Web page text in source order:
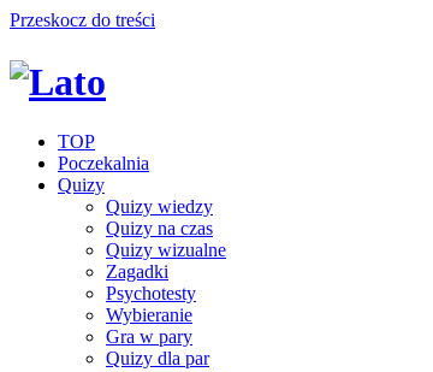
Przeskocz do treści
TOP
Poczekalnia
Quizy
Quizy wiedzy
Quizy na czas
Quizy wizualne
Zagadki
Psychotesty
Wybieranie
Gra w pary
Quizy dla par